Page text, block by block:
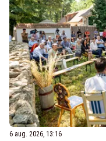
6 aug. 2026, 13:16